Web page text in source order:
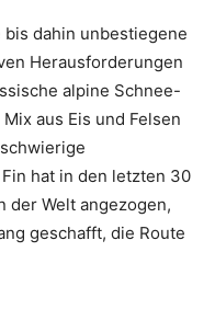
dahin unbestiegene
Herausforderungen
alpine Schnee-
aus Eis und Felsen
hat in den letzten 30
der Welt angezogen,
geschafft, die Route